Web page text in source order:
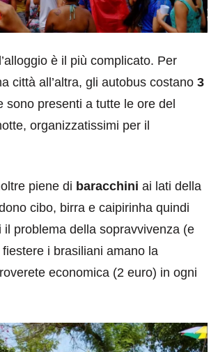
è il più complicato. Per
città all’altra, gli autobus costano 3
sono presenti a tutte le ore del
organizzatissimi per il
piene di baracchini ai lati della
cibo, birra e caipirinha quindi
il problema della sopravvivenza (e
i brasiliani amano la
economica (2 euro) in ogni